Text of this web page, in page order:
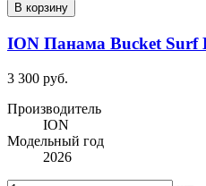
В корзину
ION Панама Bucket Surf
3 300 руб.
Производитель
ION
Модельный год
2026